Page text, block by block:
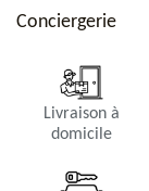
Conciergerie
Livraison à
domicile